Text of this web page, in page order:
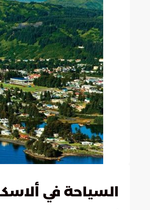
السياحة في